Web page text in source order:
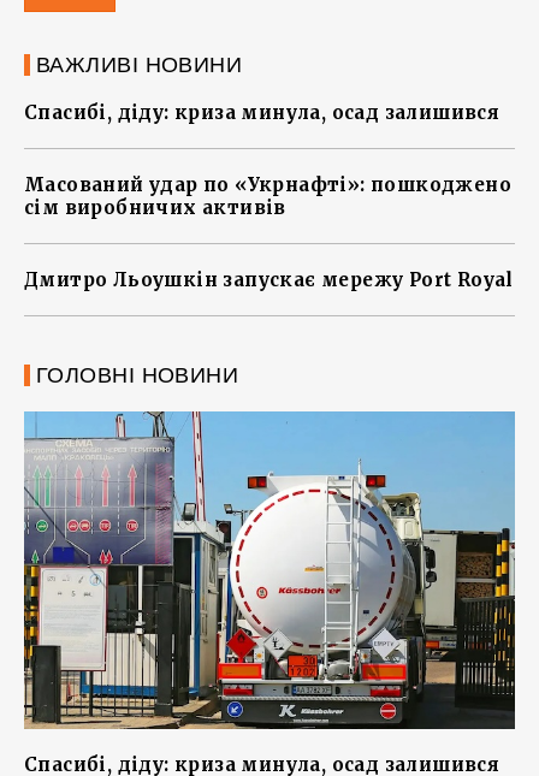
ВАЖЛИВІ НОВИНИ
Спасибі, діду: криза минула, осад залишився
Масований удар по «Укрнафті»: пошкоджено
сім виробничих активів
Дмитро Льоушкін запускає мережу Port Royal
ГОЛОВНІ НОВИНИ
Спасибі, діду: криза минула, осад залишився